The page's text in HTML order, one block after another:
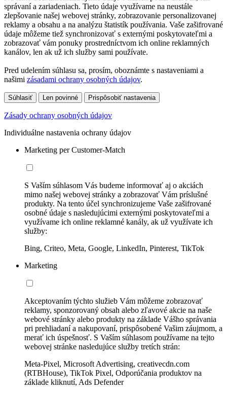
správaní a zariadeniach. Tieto údaje využívame na neustále
zlepšovanie našej webovej stránky, zobrazovanie personalizovanej
reklamy a obsahu a na analýzu štatistík používania. Vaše zašifrované
údaje môžeme tiež synchronizovať s externými poskytovateľmi a
zobrazovať vám ponuky prostredníctvom ich online reklamných
kanálov, len ak už ich služby sami používate.
Pred udelením súhlasu sa, prosím, oboznámte s nastaveniami a
našimi zásadami ochrany osobných údajov.
Súhlasiť Len povinné Prispôsobiť nastavenia
Zásady ochrany osobných údajov
Individuálne nastavenia ochrany údajov
Marketing per Customer-Match
S Vaším súhlasom Vás budeme informovať aj o akciách
mimo našej webovej stránky a zobrazovať Vám príslušné
produkty. Na tento účel synchronizujeme Vaše zašifrované
osobné údaje s nasledujúcimi externými poskytovateľmi a
využívame ich online reklamné kanály, ak už využívate ich
služby:
Bing, Criteo, Meta, Google, LinkedIn, Pinterest, TikTok
Marketing
Akceptovaním týchto služieb Vám môžeme zobrazovať
reklamy, sponzorovaný obsah alebo zľavové akcie na naše
webové stránky alebo produkty na základe Vášho správania
pri prehliadaní a nakupovaní, prispôsobené Vašim záujmom, a
merať ich úspešnosť. S Vaším súhlasom používame na tejto
webovej stránke nasledujúce služby tretích strán:
Meta-Pixel, Microsoft Advertising, creativecdn.com
(RTBHouse), TikTok Pixel, Odporúčania produktov na
základe kliknutí, Ads Defender